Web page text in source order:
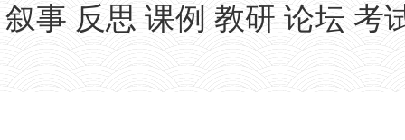
叙事 反思 课例 教研 论坛 考